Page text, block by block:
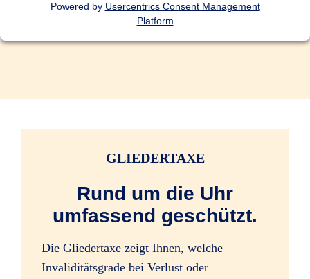
und/oder Ehe-/Lebenspartner
Infektionen durch Zeckenstiche
alle Impfschäden
Powered by Usercentrics Consent Management
Platform
GLIEDERTAXE
Rund um die Uhr
umfassend geschützt.
Die Gliedertaxe zeigt Ihnen, welche
Invaliditätsgrade bei Verlust oder